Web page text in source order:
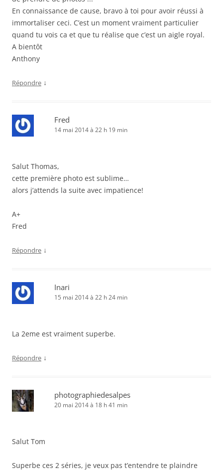
En connaissance de cause, bravo à toi pour avoir réussi à
immortaliser ceci. C’est un moment vraiment particulier
quand tu vois ca et que tu réalise que c’est un aigle royal.
A bientôt
Anthony
Répondre ↓
Fred
14 mai 2014 à 22 h 19 min
Salut Thomas,
cette première photo est sublime…
alors j’attends la suite avec impatience!
A+
Fred
Répondre ↓
Inari
15 mai 2014 à 22 h 24 min
La 2eme est vraiment superbe.
Répondre ↓
photographiedesalpes
20 mai 2014 à 18 h 41 min
Salut Tom
Superbe ces 2 séries, je veux pas t’entendre te plaindre